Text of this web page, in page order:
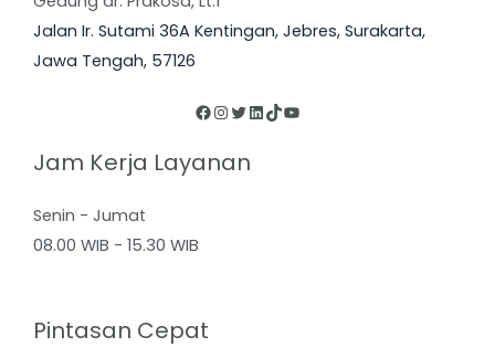
Jalan Ir. Sutami 36A Kentingan, Jebres, Surakarta,
Jawa Tengah, 57126
Jam Kerja Layanan
Senin - Jumat
08.00 WIB - 15.30 WIB
Pintasan Cepat